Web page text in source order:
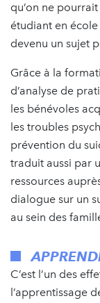
qu’on ne
étudiant en école
devenu un sujet
Grâce à la
d’analyse de
les bénévoles
les troubles
prévention du
traduit aussi par
ressources
dialogue sur un
au sein des
C’est l’un des
l’apprentissage